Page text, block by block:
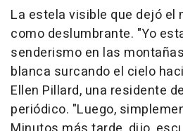
La estela visible que dejó
como deslumbrante. "Yo
senderismo en las
blanca surcando el cielo
Ellen Pillard, una residente
periódico. "Luego,